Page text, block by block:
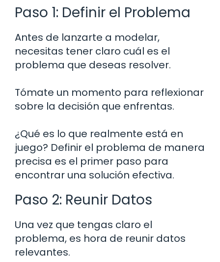
Paso 1: Definir el Problema
Antes de lanzarte a modelar,
necesitas tener claro cuál es el
problema que deseas resolver.
Tómate un momento para reflexionar
sobre la decisión que enfrentas.
¿Qué es lo que realmente está en
juego? Definir el problema de manera
precisa es el primer paso para
encontrar una solución efectiva.
Paso 2: Reunir Datos
Una vez que tengas claro el
problema, es hora de reunir datos
relevantes.